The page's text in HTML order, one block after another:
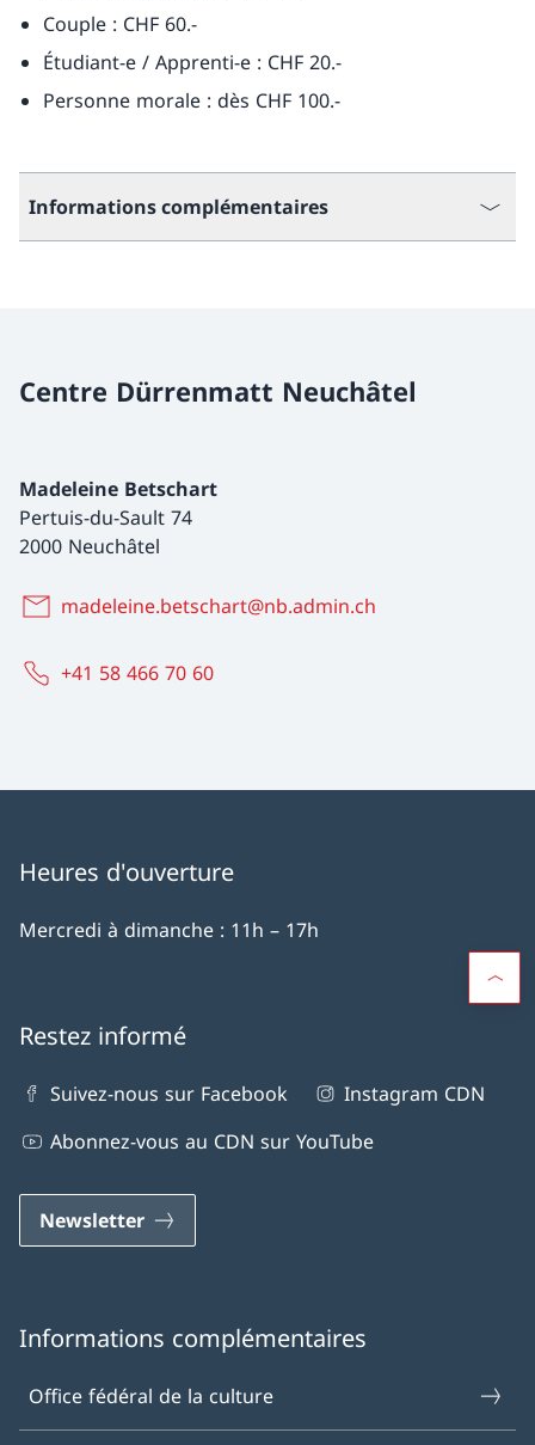
Couple : CHF 60.-
Étudiant-e / Apprenti-e : CHF 20.-
Personne morale : dès CHF 100.-
Informations complémentaires
Centre Dürrenmatt Neuchâtel
Madeleine Betschart
Pertuis-du-Sault 74
2000 Neuchâtel
madeleine.betschart@nb.admin.ch
+41 58 466 70 60
Heures d'ouverture
Mercredi à dimanche : 11h – 17h
Restez informé
Suivez-nous sur Facebook
Instagram CDN
Abonnez-vous au CDN sur YouTube
Newsletter
Informations complémentaires
Office fédéral de la culture